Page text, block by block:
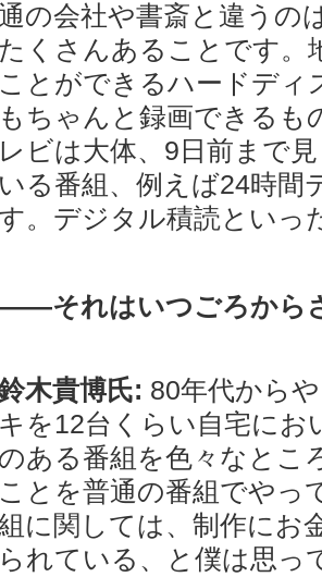
の会社や書斎と違うの
たくさんあることです。
ことができるハードディ
もちゃんと録画できるも
レビは大体、9日前まで
いる番組、例えば24時間
。デジタル積読といっ
それはいつごろから
木貴博氏: 80年代から
キを12台くらい自宅に
のある番組を色々なとこ
ことを普通の番組でやっ
に関しては、制作にお
られている、と僕は思っ